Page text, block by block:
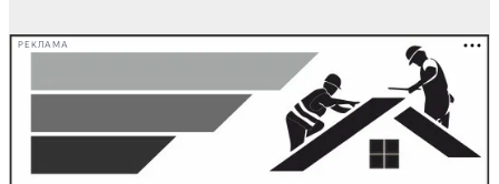
РЕКЛАМА